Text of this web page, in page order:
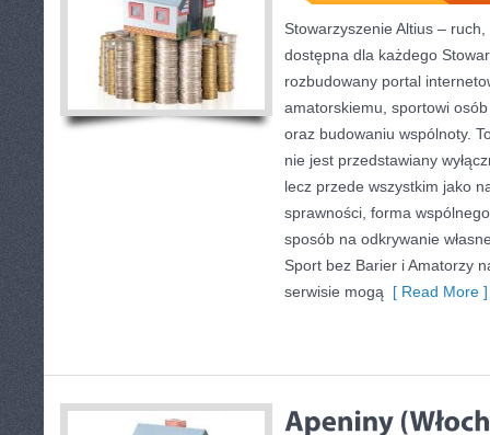
Stowarzyszenie Altius –
dostępna dla każdego
rozbudowany portal
amatorskiemu, sportowi
oraz budowaniu wspólnoty.
nie jest przedstawiany
lecz przede wszystkim jako
sprawności, forma
sposób na odkrywanie
Sport bez Barier i Amatorzy
serwisie mogą [ Read More ]